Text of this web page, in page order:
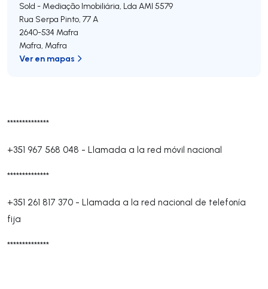
**************
+351 967 568 048 - Llamada a la red móvil nacional
**************
+351 261 817 370 - Llamada a la red nacional de telefonía
fija
**************
Sold - Mediação Imobiliária, Lda AMI 5579
Rua Serpa Pinto, 77 A
2640-534 Mafra
Mafra, Mafra
Ver en mapas